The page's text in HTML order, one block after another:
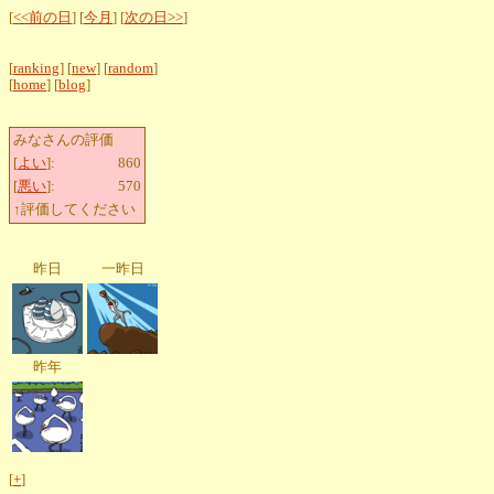
[<<前の日 ] [今月 ] [次の日>>]
[ranking] [new] [random]
[home] [blog]
みなさんの評価
[よい]:
860
[悪い]:
570
↑評価してください
昨日 一昨日
昨年
[+]